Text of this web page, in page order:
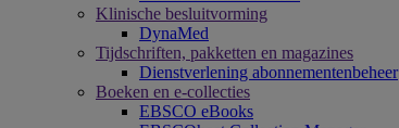
Klinische besluitvorming
DynaMed
Tijdschriften, pakketten en magazines
Dienstverlening abonnementenbeheer
Boeken en e-collecties
EBSCO eBooks